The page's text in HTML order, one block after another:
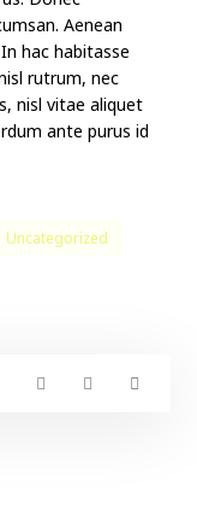
Aenean
hac habitasse
rutrum, nec
nisl vitae aliquet
ante purus id
Uncategorized